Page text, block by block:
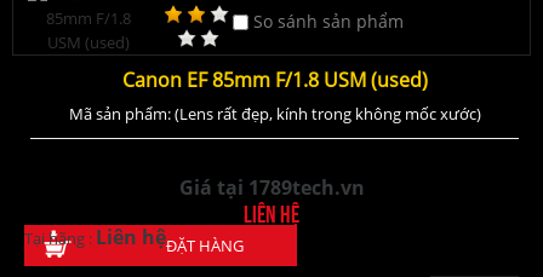
So sánh sản phẩm
Canon EF 85mm F/1.8 USM (used)
Mã sản phẩm: (Lens rất đẹp, kính trong không mốc xước)
Giá tại 1789tech.vn
Liên hệ
Tại hãng : Liên hệĐẶT HÀNG